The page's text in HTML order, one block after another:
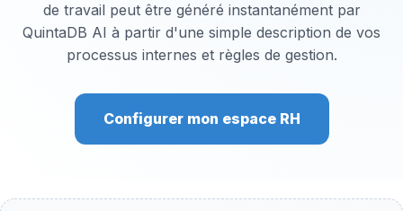
de travail peut être généré instantanément par
QuintaDB AI à partir d'une simple description de vos
processus internes et règles de gestion.
Configurer mon espace RH